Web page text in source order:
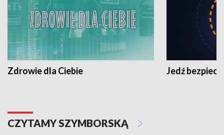
Zdrowie dla Ciebie Jedź
CZYTAMY SZYMBORSKĄ